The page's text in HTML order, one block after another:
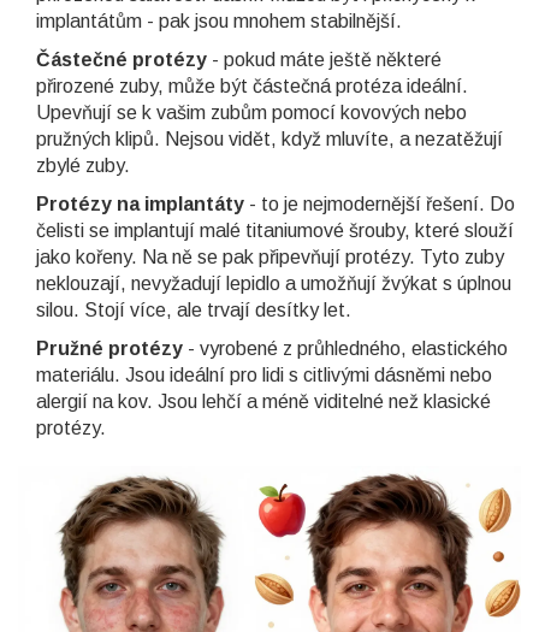
implantátům - pak jsou mnohem stabilnější.
Částečné protézy - pokud máte ještě některé
přirozené zuby, může být částečná protéza ideální.
Upevňují se k vašim zubům pomocí kovových nebo
pružných klipů. Nejsou vidět, když mluvíte, a nezatěžují
zbylé zuby.
Protézy na implantáty - to je nejmodernější řešení. Do
čelisti se implantují malé titaniumové šrouby, které slouží
jako kořeny. Na ně se pak připevňují protézy. Tyto zuby
neklouzají, nevyžadují lepidlo a umožňují žvýkat s úplnou
silou. Stojí více, ale trvají desítky let.
Pružné protézy - vyrobené z průhledného, elastického
materiálu. Jsou ideální pro lidi s citlivými dásněmi nebo
alergií na kov. Jsou lehčí a méně viditelné než klasické
protézy.